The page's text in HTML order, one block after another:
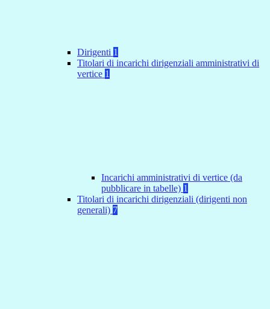
Dirigenti 1
Titolari di incarichi dirigenziali amministrativi di
vertice 1
Incarichi amministrativi di vertice (da
pubblicare in tabelle) 1
Titolari di incarichi dirigenziali (dirigenti non
generali) 7